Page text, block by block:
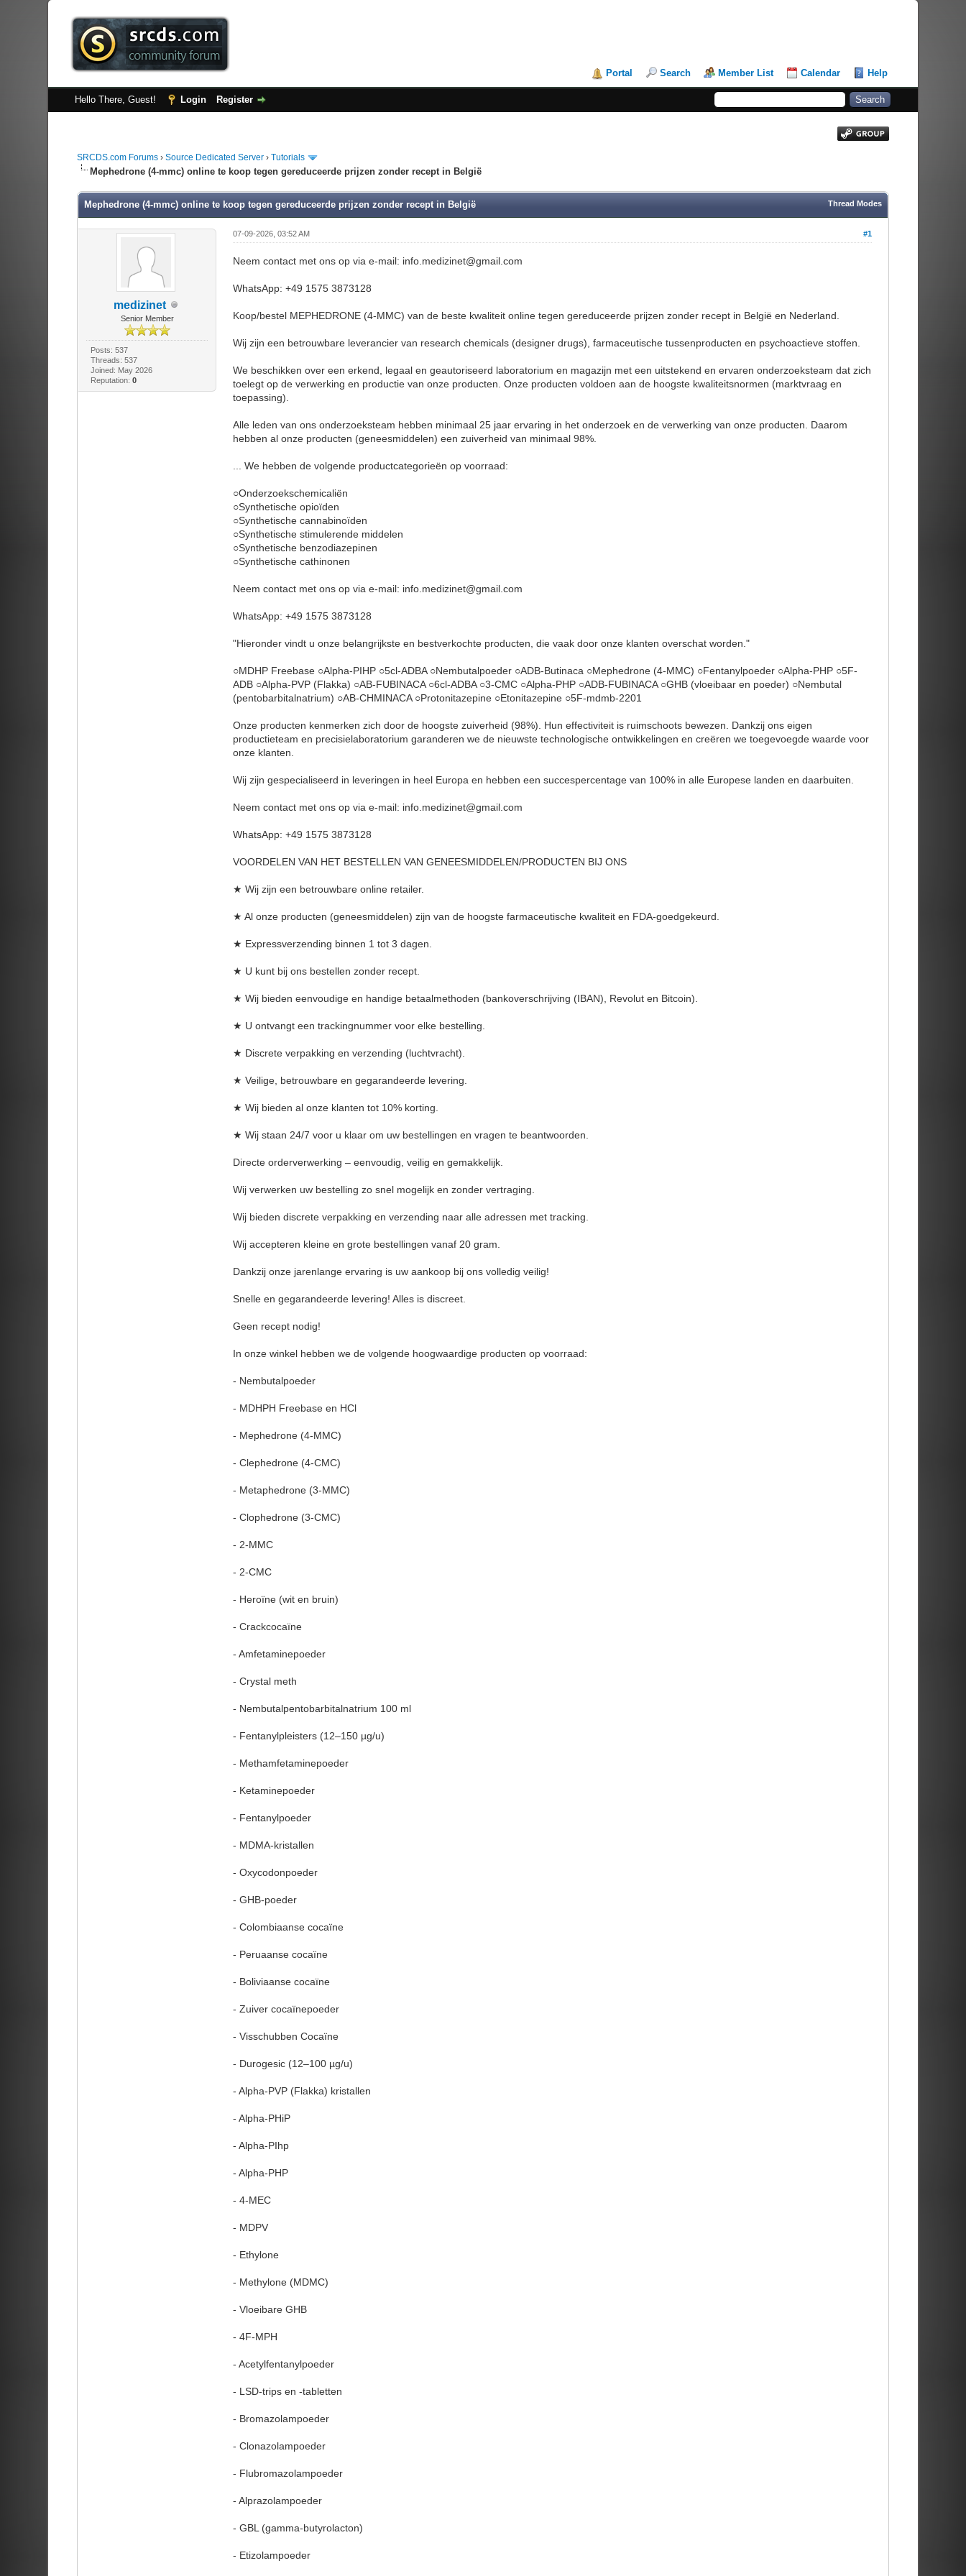
Portal Search Member List Calendar Help
Hello There, Guest! Login Register
SRCDS.com Forums› Source Dedicated Server› Tutorials
Mephedrone (4-mmc) online te koop tegen gereduceerde prijzen zonder recept in België
Thread Modes
Mephedrone (4-mmc) online te koop tegen gereduceerde prijzen zonder recept in België
medizinet
Senior Member
Posts: 537
Threads: 537
Joined: May 2026
Reputation:0
#1
07-09-2026, 03:52 AM
Neem contact met ons op via e-mail: info.medizinet@gmail.com
WhatsApp: +49 1575 3873128
Koop/bestel MEPHEDRONE (4-MMC) van de beste kwaliteit online tegen gereduceerde prijzen zonder recept in België en Nederland.
Wij zijn een betrouwbare leverancier van research chemicals (designer drugs), farmaceutische tussenproducten en psychoactieve stoffen.
We beschikken over een erkend, legaal en geautoriseerd laboratorium en magazijn met een uitstekend en ervaren onderzoeksteam dat zich
toelegt op de verwerking en productie van onze producten. Onze producten voldoen aan de hoogste kwaliteitsnormen (marktvraag en
toepassing).
Alle leden van ons onderzoeksteam hebben minimaal 25 jaar ervaring in het onderzoek en de verwerking van onze producten. Daarom
hebben al onze producten (geneesmiddelen) een zuiverheid van minimaal 98%.
... We hebben de volgende productcategorieën op voorraad:
○Onderzoekschemicaliën
○Synthetische opioïden
○Synthetische cannabinoïden
○Synthetische stimulerende middelen
○Synthetische benzodiazepinen
○Synthetische cathinonen
Neem contact met ons op via e-mail: info.medizinet@gmail.com
WhatsApp: +49 1575 3873128
"Hieronder vindt u onze belangrijkste en bestverkochte producten, die vaak door onze klanten overschat worden."
○MDHP Freebase ○Alpha-PIHP ○5cl-ADBA ○Nembutalpoeder ○ADB-Butinaca ○Mephedrone (4-MMC) ○Fentanylpoeder ○Alpha-PHP ○5F-
ADB ○Alpha-PVP (Flakka) ○AB-FUBINACA ○6cl-ADBA ○3-CMC ○Alpha-PHP ○ADB-FUBINACA ○GHB (vloeibaar en poeder) ○Nembutal
(pentobarbitalnatrium) ○AB-CHMINACA ○Protonitazepine ○Etonitazepine ○5F-mdmb-2201
Onze producten kenmerken zich door de hoogste zuiverheid (98%). Hun effectiviteit is ruimschoots bewezen. Dankzij ons eigen
productieteam en precisielaboratorium garanderen we de nieuwste technologische ontwikkelingen en creëren we toegevoegde waarde voor
onze klanten.
Wij zijn gespecialiseerd in leveringen in heel Europa en hebben een succespercentage van 100% in alle Europese landen en daarbuiten.
Neem contact met ons op via e-mail: info.medizinet@gmail.com
WhatsApp: +49 1575 3873128
VOORDELEN VAN HET BESTELLEN VAN GENEESMIDDELEN/PRODUCTEN BIJ ONS
★ Wij zijn een betrouwbare online retailer.
★ Al onze producten (geneesmiddelen) zijn van de hoogste farmaceutische kwaliteit en FDA-goedgekeurd.
★ Expressverzending binnen 1 tot 3 dagen.
★ U kunt bij ons bestellen zonder recept.
★ Wij bieden eenvoudige en handige betaalmethoden (bankoverschrijving (IBAN), Revolut en Bitcoin).
★ U ontvangt een trackingnummer voor elke bestelling.
★ Discrete verpakking en verzending (luchtvracht).
★ Veilige, betrouwbare en gegarandeerde levering.
★ Wij bieden al onze klanten tot 10% korting.
★ Wij staan ​​24/7 voor u klaar om uw bestellingen en vragen te beantwoorden.
Directe orderverwerking – eenvoudig, veilig en gemakkelijk.
Wij verwerken uw bestelling zo snel mogelijk en zonder vertraging.
Wij bieden discrete verpakking en verzending naar alle adressen met tracking.
Wij accepteren kleine en grote bestellingen vanaf 20 gram.
Dankzij onze jarenlange ervaring is uw aankoop bij ons volledig veilig!
Snelle en gegarandeerde levering! Alles is discreet.
Geen recept nodig!
In onze winkel hebben we de volgende hoogwaardige producten op voorraad:
- Nembutalpoeder
- MDHPH Freebase en HCl
- Mephedrone (4-MMC)
- Clephedrone (4-CMC)
- Metaphedrone (3-MMC)
- Clophedrone (3-CMC)
- 2-MMC
- 2-CMC
- Heroïne (wit en bruin)
- Crackcocaïne
- Amfetaminepoeder
- Crystal meth
- Nembutalpentobarbitalnatrium 100 ml
- Fentanylpleisters (12–150 µg/u)
- Methamfetaminepoeder
- Ketaminepoeder
- Fentanylpoeder
- MDMA-kristallen
- Oxycodonpoeder
- GHB-poeder
- Colombiaanse cocaïne
- Peruaanse cocaïne
- Boliviaanse cocaïne
- Zuiver cocaïnepoeder
- Visschubben Cocaïne
- Durogesic (12–100 µg/u)
- Alpha-PVP (Flakka) kristallen
- Alpha-PHiP
- Alpha-PIhp
- Alpha-PHP
- 4-MEC
- MDPV
- Ethylone
- Methylone (MDMC)
- Vloeibare GHB
- 4F-MPH
- Acetylfentanylpoeder
- LSD-trips en -tabletten
- Bromazolampoeder
- Clonazolampoeder
- Flubromazolampoeder
- Alprazolampoeder
- GBL (gamma-butyrolacton)
- Etizolampoeder